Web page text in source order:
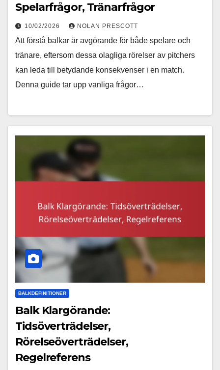
Spelarfrågor, Tränarfrågor
10/02/2026 NOLAN PRESCOTT
Att förstå balkar är avgörande för både spelare och
tränare, eftersom dessa olagliga rörelser av pitchers
kan leda till betydande konsekvenser i en match.
Denna guide tar upp vanliga frågor…
BALKDEFINITIONER
Balk Klargörande:
Tidsöverträdelser,
Rörelseöverträdelser,
Regelreferens